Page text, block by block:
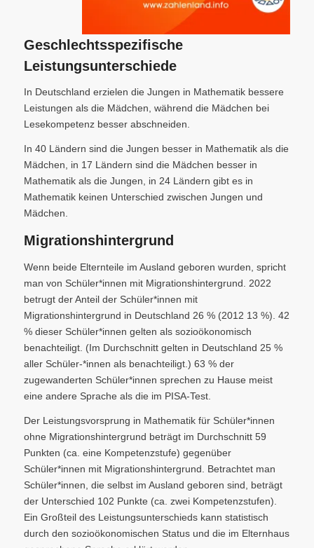
Geschlechtsspezifische
Leistungsunterschiede
In Deutschland erzielen die Jungen in Mathematik bessere
Leistungen als die Mädchen, während die Mädchen bei
Lesekompetenz besser abschneiden.
In 40 Ländern sind die Jungen besser in Mathematik als die
Mädchen, in 17 Ländern sind die Mädchen besser in
Mathematik als die Jungen, in 24 Ländern gibt es in
Mathematik keinen Unterschied zwischen Jungen und
Mädchen.
Migrationshintergrund
Wenn beide Elternteile im Ausland geboren wurden, spricht
man von Schüler*innen mit Migrationshintergrund. 2022
betrugt der Anteil der Schüler*innen mit
Migrationshintergrund in Deutschland 26 % (2012 13 %). 42
% dieser Schüler*innen gelten als sozioökonomisch
benachteiligt. (Im Durchschnitt gelten in Deutschland 25 %
aller Schüler-*innen als benachteiligt.) 63 % der
zugewanderten Schüler*innen sprechen zu Hause meist
eine andere Sprache als die im PISA-Test.
Der Leistungsvorsprung in Mathematik für Schüler*innen
ohne Migrationshintergrund beträgt im Durchschnitt 59
Punkten (ca. eine Kompetenzstufe) gegenüber
Schüler*innen mit Migrationshintergrund. Betrachtet man
Schüler*innen, die selbst im Ausland geboren sind, beträgt
der Unterschied 102 Punkte (ca. zwei Kompetenzstufen).
Ein Großteil des Leistungsunterschieds kann statistisch
durch den sozioökonomischen Status und die im Elternhaus